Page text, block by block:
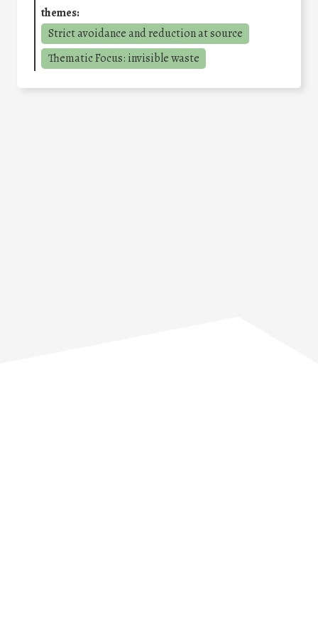
themes:
Strict avoidance and reduction at source
Thematic Focus: invisible waste